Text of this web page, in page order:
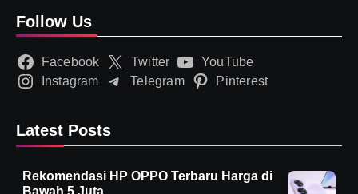
Follow Us
Facebook Twitter
YouTube
Instagram
Telegram Pinterest
Latest Posts
Rekomendasi HP OPPO Terbaru Harga di
Bawah 5 Juta